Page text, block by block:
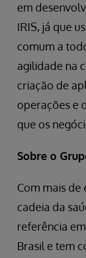
em
IRIS, já que
comum a
agilidade na
criação de
operações e
que os
Sobre o
Com mais de
cadeia da
referência
Brasil e tem